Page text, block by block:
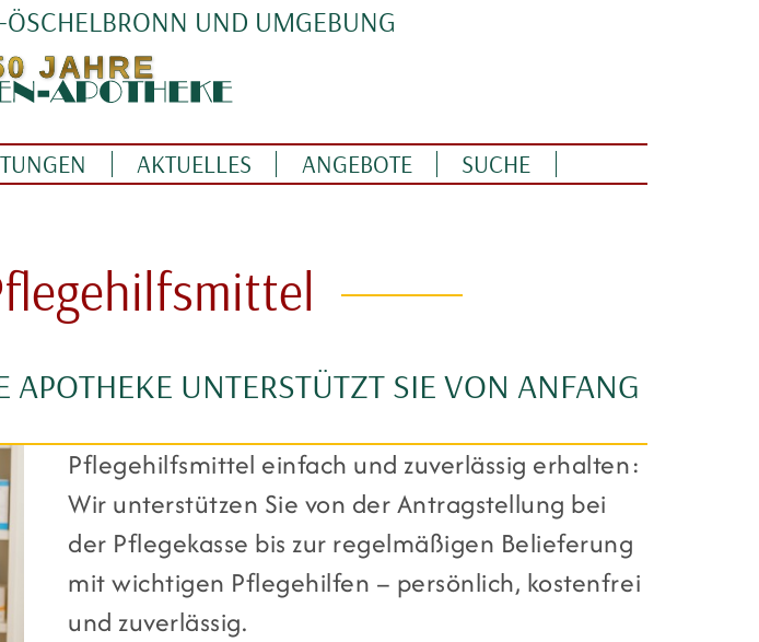
UND UMGEBUNG
AKTUELLES ANGEBOTE SUCHE
UNTERSTÜTZT SIE VON ANFANG
Pflegehilfsmittel einfach und zuverlässig erhalten:
Wir unterstützen Sie von der Antragstellung bei
der Pflegekasse bis zur regelmäßigen Belieferung
mit wichtigen Pflegehilfen – persönlich, kostenfrei
und zuverlässig.